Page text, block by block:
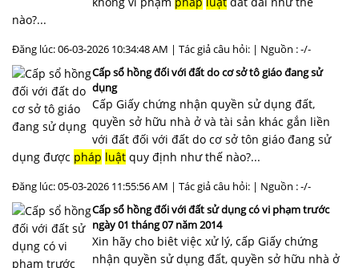
nào?...
Đăng lúc: 06-03-2026 10:34:48 AM | Tác giả câu hỏi: | Nguồn : -/-
Cấp sổ hồng đối với đất do cơ sở tô giáo đang sử
dụng
Cấp Giấy chứng nhận quyền sử dụng đất,
quyền sở hữu nhà ở và tài sản khác gắn liền
với đất đối với đất do cơ sở tôn giáo đang sử
dụng được pháp luật quy định như thế nào?...
Đăng lúc: 05-03-2026 11:55:56 AM | Tác giả câu hỏi: | Nguồn : -/-
Cấp sổ hồng đối với đất sử dụng có vi phạm trước
ngày 01 tháng 07 năm 2014
Xin hãy cho biêt việc xử lý, cấp Giấy chứng
nhận quyền sử dụng đất, quyền sở hữu nhà ở